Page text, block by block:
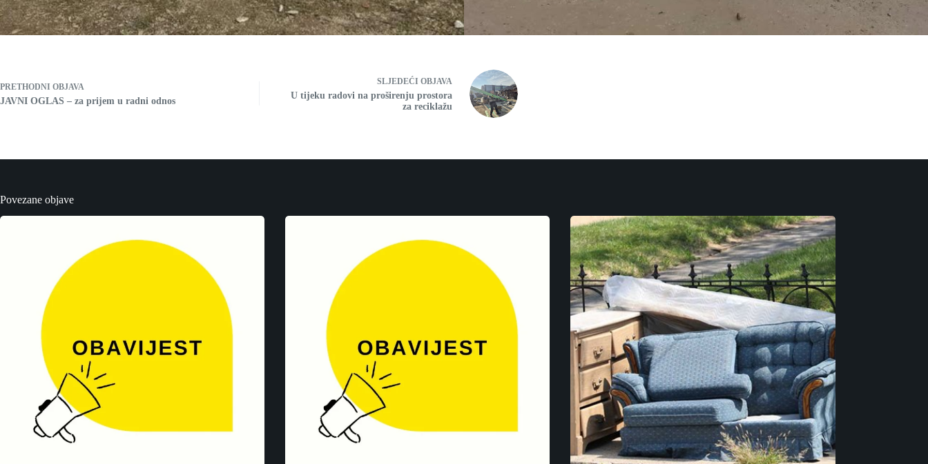
PRETHODNI OBJAVA
JAVNI OGLAS – za prijem u radni odnos
SLJEDEĆI OBJAVA
U tijeku radovi na proširenju prostora
za reciklažu
Povezane objave